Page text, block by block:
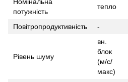
потужність
тепло
Повітропродуктивність -
Рівень шуму
вн.
блок
(м/с/
макс)